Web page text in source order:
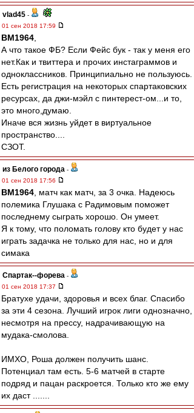
vlad45 -
01 сен 2018 17:59
BM1964
А что такое ФБ? Если Фейс бук - так у меня его
нет.Как и твиттера и прочих инстаграммов и
одноклассников. Принципиально не пользуюсь.
Есть регистрация на некоторых спартаковских
ресурсах, да джи-мэйл с пинтерест-ом...и то,
это много,думаю.
Иначе вся жизнь уйдет в виртуальное
пространство....
СЗОТ.
из Белого города -
01 сен 2018 17:56
BM1964 , матч как матч, за 3 очка. Надеюсь
полемика Глушака с Радимовым поможет
последнему сыграть хорошо. Он умеет.
Я к тому, что поломать голову кто будет у нас
играть задачка не только для нас, но и для
симака
Cпартак--форева -
01 сен 2018 17:37
Братухе удачи, здоровья и всех благ. Спасибо
за эти 4 сезона. Лучший игрок лиги однозначно,
несмотря на прессу, надрачивающую на
мудака-смолова.
ИМХО, Роша должен получить шанс.
Потенциал там есть. 5-6 матчей в старте
подряд и пацан раскроется. Только кто же ему
их даст .......